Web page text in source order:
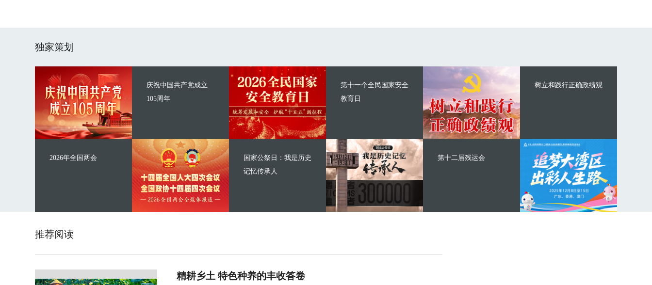
独家策划
庆祝中国共产党成立
105周年
2026年全国两会
第十一个全民国家安全
教育日
国家公祭日：我是历史
记忆传承人
树立和践行正确政绩观
第十二届残运会
推荐阅读
精耕乡土 特色种养的丰收答卷